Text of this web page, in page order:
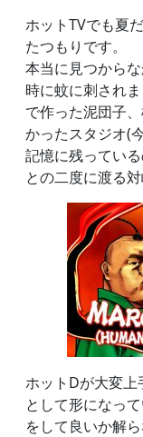
ホットTVでも夏
たつもりです。
本当に見つから
時に蚊に刺され
で作った泥団子
かったスタジオ(
記憶に残ってい
との二度に渡る対
ホットDが大変
として形になっ
をして良いか解